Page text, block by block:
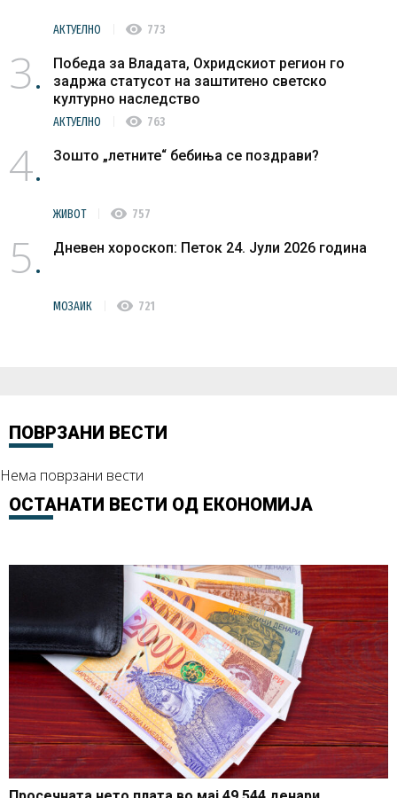
АКТУЕЛНО visibility 773
3
Победа за Владата, Охридскиот регион го
задржа статусот на заштитено светско
културно наследство
АКТУЕЛНО visibility 763
4 Зошто „летните“ бебиња се поздрави?
ЖИВОТ visibility 757
5 Дневен хороскоп: Петок 24. Јули 2026 година
МОЗАИК visibility 721
ПОВРЗАНИ ВЕСТИ
Нема поврзани вести
ОСТАНАТИ ВЕСТИ ОД ЕКОНОМИЈА